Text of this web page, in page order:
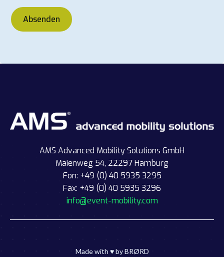
Absenden
AMS Advanced Mobility Solutions GmbH
Maienweg 54, 22297 Hamburg
Fon: +49 (0) 40 5935 3295
Fax: +49 (0) 40 5935 3296
info@event-mobility.com
Made with ♥ byBRØRD